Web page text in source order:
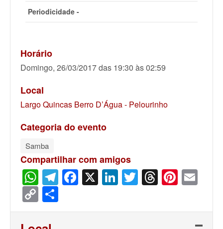
Periodicidade -
Horário
Domingo, 26/03/2017 das 19:30 às 02:59
Local
Largo Quincas Berro D’Água - Pelourinho
Categoria do evento
Samba
Compartilhar com amigos
WhatsApp
Telegram
Facebook
X LinkedIn
Twitter
Threads
Copy
Link